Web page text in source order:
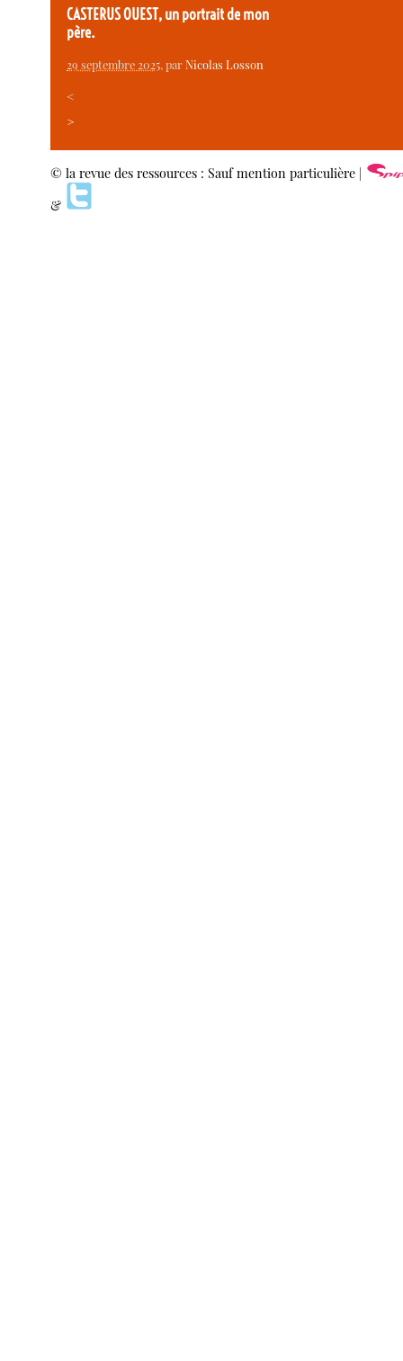
CASTERUS OUEST, un portrait de mon
père.
29 septembre 2025, parNicolas Losson
<
>
© la revue des ressources : Sauf mention particulière |
&